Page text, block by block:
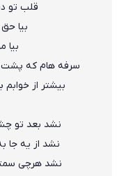
ﻗﻠﺐ ﺗﻮ
ﺑﻴﺎ
ﺑﻴﺎ
ﺳﺮﻓﻪ ﻫﺎم ﻛﻪ
ﺑﻴﺸﺘﺮ از
ﻧﺸﺪ ﺑﻌﺪ ﺗﻮ
ﻧﺸﺪ از ﻳﻪ ﺟﺎ
ﻧﺸﺪ ﻫﺮﭼﻰ